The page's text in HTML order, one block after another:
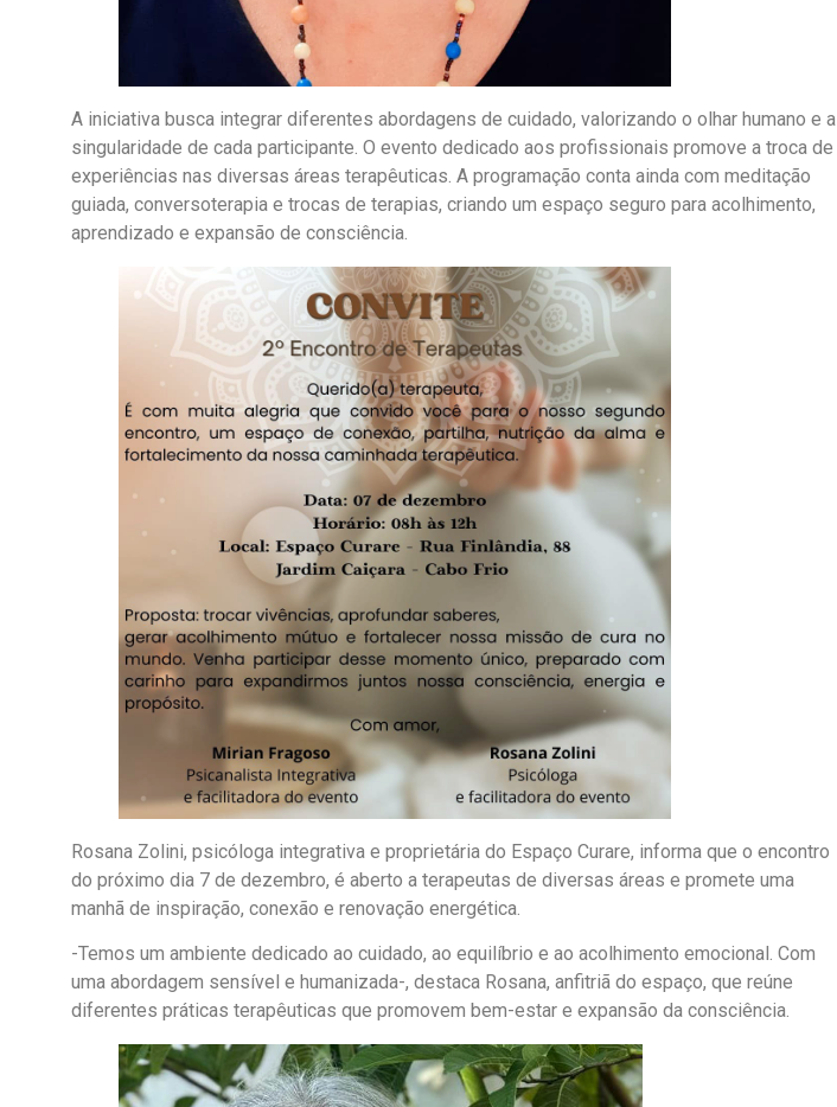
A iniciativa busca integrar diferentes abordagens de cuidado, valorizando o olhar humano e a
singularidade de cada participante. O evento dedicado aos profissionais promove a troca de
experiências nas diversas áreas terapêuticas. A programação conta ainda com meditação
guiada, conversoterapia e trocas de terapias, criando um espaço seguro para acolhimento,
aprendizado e expansão de consciência.
Rosana Zolini, psicóloga integrativa e proprietária do Espaço Curare, informa que o encontro
do próximo dia 7 de dezembro, é aberto a terapeutas de diversas áreas e promete uma
manhã de inspiração, conexão e renovação energética.
-Temos um ambiente dedicado ao cuidado, ao equilíbrio e ao acolhimento emocional. Com
uma abordagem sensível e humanizada-, destaca Rosana, anfitriã do espaço, que reúne
diferentes práticas terapêuticas que promovem bem-estar e expansão da consciência.